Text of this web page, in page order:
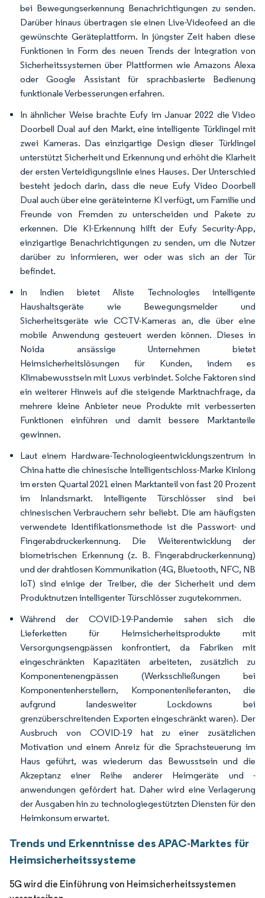
bei Bewegungserkennung Benachrichtigungen zu senden.
Darüber hinaus übertragen sie einen Live-Videofeed an die
gewünschte Geräteplattform. In jüngster Zeit haben diese
Funktionen in Form des neuen Trends der Integration von
Sicherheitssystemen über Plattformen wie Amazons Alexa
oder Google Assistant für sprachbasierte Bedienung
funktionale Verbesserungen erfahren.
In ähnlicher Weise brachte Eufy im Januar 2022 die Video
Doorbell Dual auf den Markt, eine intelligente Türklingel mit
zwei Kameras. Das einzigartige Design dieser Türklingel
unterstützt Sicherheit und Erkennung und erhöht die Klarheit
der ersten Verteidigungslinie eines Hauses. Der Unterschied
besteht jedoch darin, dass die neue Eufy Video Doorbell
Dual auch über eine geräteinterne KI verfügt, um Familie und
Freunde von Fremden zu unterscheiden und Pakete zu
erkennen. Die KI-Erkennung hilft der Eufy Security-App,
einzigartige Benachrichtigungen zu senden, um die Nutzer
darüber zu informieren, wer oder was sich an der Tür
befindet.
In Indien bietet Aliste Technologies intelligente
Haushaltsgeräte wie Bewegungsmelder und
Sicherheitsgeräte wie CCTV-Kameras an, die über eine
mobile Anwendung gesteuert werden können. Dieses in
Noida ansässige Unternehmen bietet
Heimsicherheitslösungen für Kunden, indem es
Klimabewusstsein mit Luxus verbindet. Solche Faktoren sind
ein weiterer Hinweis auf die steigende Marktnachfrage, da
mehrere kleine Anbieter neue Produkte mit verbesserten
Funktionen einführen und damit bessere Marktanteile
gewinnen.
Laut einem Hardware-Technologieentwicklungszentrum in
China hatte die chinesische Intelligentschloss-Marke Kinlong
im ersten Quartal 2021 einen Marktanteil von fast 20 Prozent
im Inlandsmarkt. Intelligente Türschlösser sind bei
chinesischen Verbrauchern sehr beliebt. Die am häufigsten
verwendete Identifikationsmethode ist die Passwort- und
Fingerabdruckerkennung. Die Weiterentwicklung der
biometrischen Erkennung (z. B. Fingerabdruckerkennung)
und der drahtlosen Kommunikation (4G, Bluetooth, NFC, NB
IoT) sind einige der Treiber, die der Sicherheit und dem
Produktnutzen intelligenter Türschlösser zugutekommen.
Während der COVID-19-Pandemie sahen sich die
Lieferketten für Heimsicherheitsprodukte mit
Versorgungsengpässen konfrontiert, da Fabriken mit
eingeschränkten Kapazitäten arbeiteten, zusätzlich zu
Komponentenengpässen (Werksschließungen bei
Komponentenherstellern, Komponentenlieferanten, die
aufgrund landesweiter Lockdowns bei
grenzüberschreitenden Exporten eingeschränkt waren). Der
Ausbruch von COVID-19 hat zu einer zusätzlichen
Motivation und einem Anreiz für die Sprachsteuerung im
Haus geführt, was wiederum das Bewusstsein und die
Akzeptanz einer Reihe anderer Heimgeräte und -
anwendungen gefördert hat. Daher wird eine Verlagerung
der Ausgaben hin zu technologiegestützten Diensten für den
Heimkonsum erwartet.
Trends und Erkenntnisse des APAC-Marktes für
Heimsicherheitssysteme
5G wird die Einführung von Heimsicherheitssystemen